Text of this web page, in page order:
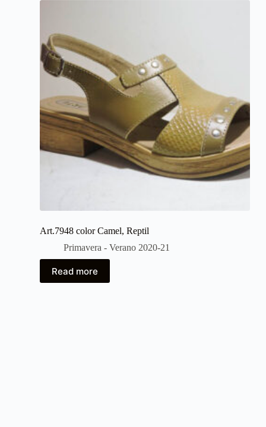
Art.7948 color Camel, Reptil
Primavera - Verano 2020-21
Read more